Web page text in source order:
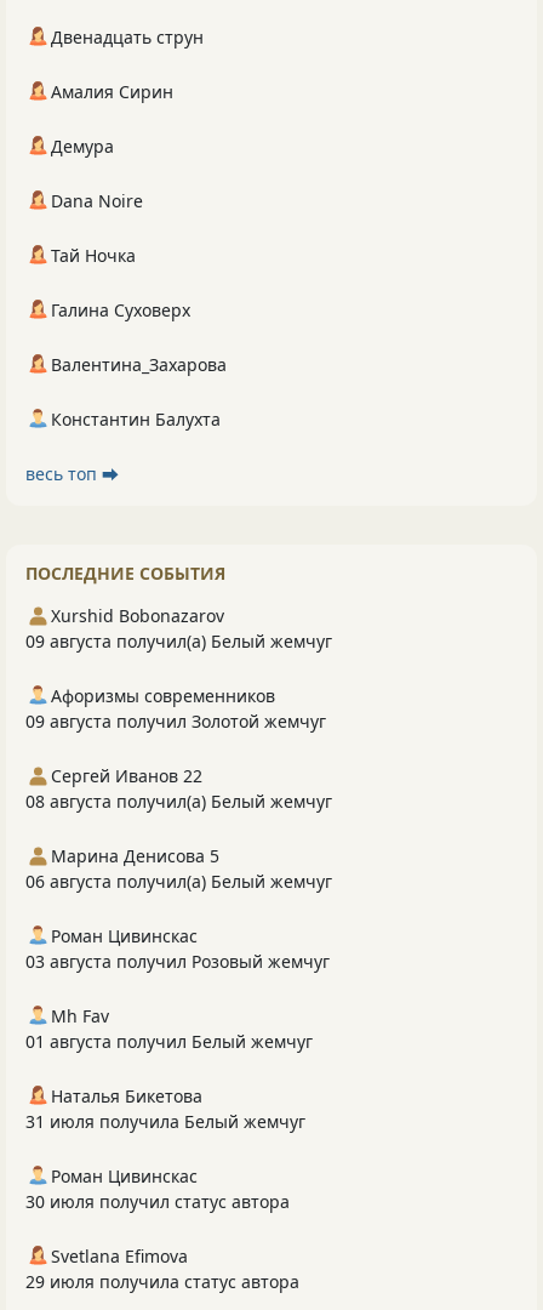
Двенадцать струн
Амалия Сирин
Демура
Dana Noire
Тай Ночка
Галина Суховерх
Валентина_Захарова
Константин Балухта
весь топ ⮕
ПОСЛЕДНИЕ СОБЫТИЯ
Xurshid Bobonazarov
09 августа получил(а) Белый жемчуг
Афоризмы современников
09 августа получил Золотой жемчуг
Сергей Иванов 22
08 августа получил(а) Белый жемчуг
Марина Денисова 5
06 августа получил(а) Белый жемчуг
Роман Цивинскас
03 августа получил Розовый жемчуг
Mh Fav
01 августа получил Белый жемчуг
Наталья Бикетова
31 июля получила Белый жемчуг
Роман Цивинскас
30 июля получил статус автора
Svetlana Efimova
29 июля получила статус автора